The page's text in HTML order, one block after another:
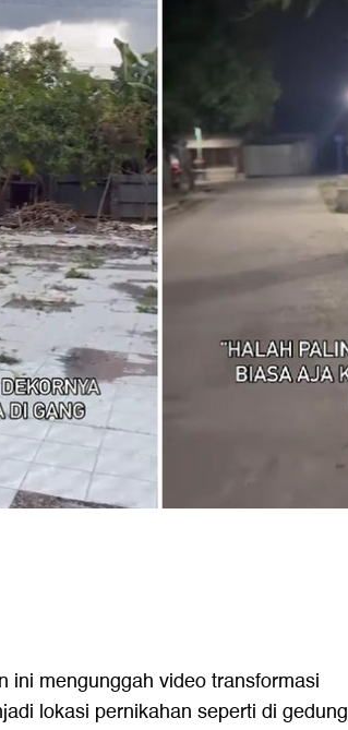
ini mengunggah video transformasi
lokasi pernikahan seperti di gedung